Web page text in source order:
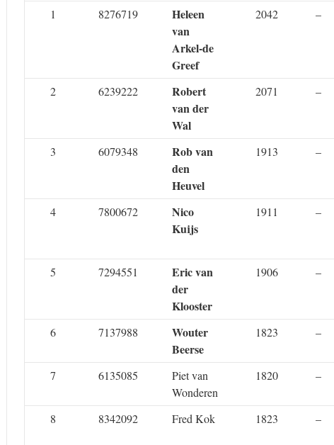
1
8276719
Heleen
van
Arkel-de
Greef
2042 –
2 6239222
Robert
van der
Wal
2071 –
3 6079348
Rob van
den
Heuvel
1913 –
4 7800672
Nico
Kuijs
1911 –
5 7294551
Eric van
der
Klooster
1906 –
6 7137988
Wouter
Beerse
1823 –
7
6135085
Piet van
Wonderen
1820 –
8
8342092 Fred Kok 1823 –